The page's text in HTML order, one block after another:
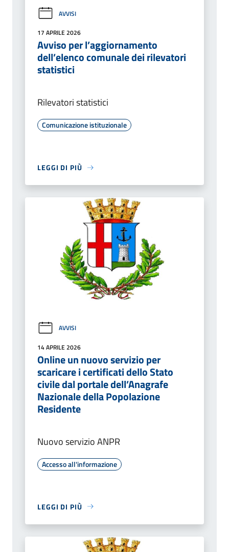
AVVISI
17 APRILE 2026
Avviso per l’aggiornamento
dell’elenco comunale dei rilevatori
statistici
Rilevatori statistici
Comunicazione istituzionale
LEGGI DI PIÙ
AVVISI
14 APRILE 2026
Online un nuovo servizio per
scaricare i certificati dello Stato
civile dal portale dell’Anagrafe
Nazionale della Popolazione
Residente
Nuovo servizio ANPR
Accesso all'informazione
LEGGI DI PIÙ